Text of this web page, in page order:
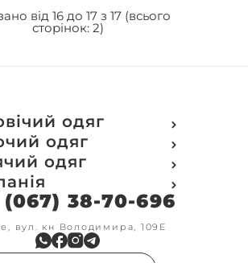
від 16 до 17 з 17 (всього
сторінок: 2)
одяг
Polo
з замком
кофти
одяг
на замку
одяг
замок
та оплата
замовлення
та повернення
(067) 38-70-696
вул. кн Володимира, 109Е